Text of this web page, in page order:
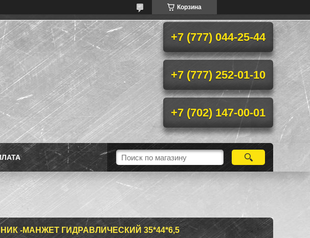
Корзина
+7 (777) 044-25-44
+7 (777) 252-01-10
+7 (702) 147-00-01
-МАНЖЕТ ГИДРАВЛИЧЕСКИЙ 35*44*6,5